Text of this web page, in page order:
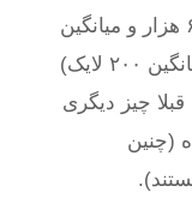
که فالوورهای آن ۶۰ هزار و میانگین
مشارکت بسیار پایین روی پست‌ها (میانگین ۲۰۰ لایک)
چیز دیگری